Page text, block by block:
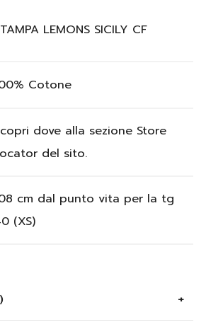
LEMONS SICILY CF
Cotone
dove alla sezione Store
del sito.
cm dal punto vita per la tg
(XS)